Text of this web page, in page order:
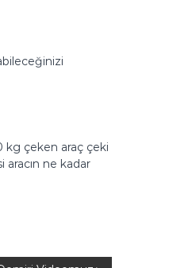
kg çeken araç çeki
ne kadar